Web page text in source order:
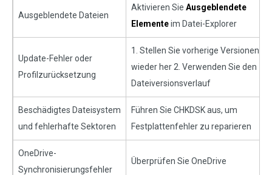
Ausgeblendete Dateien
Aktivieren Sie Ausgeblendete
Elementeim Datei-Explorer
Update-Fehler oder
Profilzurücksetzung
1. Stellen Sie vorherige Versionen
wieder her 2. Verwenden Sie den
Dateiversionsverlauf
Beschädigtes Dateisystem
und fehlerhafte Sektoren
Führen Sie CHKDSK aus, um
Festplattenfehler zu reparieren
OneDrive-
Synchronisierungsfehler
Überprüfen Sie OneDrive